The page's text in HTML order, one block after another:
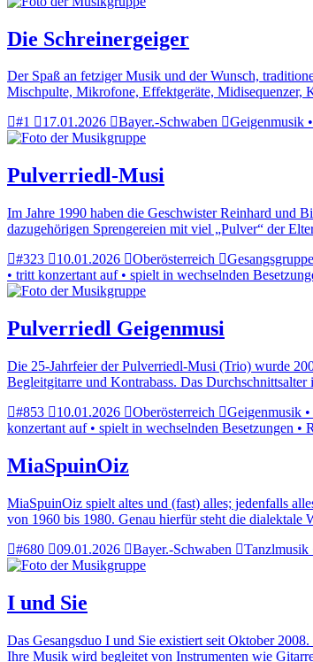
Die Schreinergeiger
Der Spaß an fetziger Musik und der Wunsch,
Mischpulte, Mikrofone, Effektgeräte,
#1
17.01.2026 Bayer.-Schwaben Geigenmusik
Pulverriedl-Musi
Im Jahre 1990 haben die Geschwister Reinhard und
dazugehörigen Sprengereien mit viel „Pulver“ der
#323
10.01.2026 Oberösterreich
• tritt konzertant auf • spielt in wechselnden
Pulverriedl Geigenmusi
Die 25-Jahrfeier der Pulverriedl-Musi (Trio) wurde
Begleitgitarre und Kontrabass. Das
#853
10.01.2026 Oberösterreich
Geigenmusik
konzertant auf • spielt in wechselnden Besetzungen •
MiaSpuinOiz
MiaSpuinOiz spielt altes und (fast) alles; jedenfalls
von 1960 bis 1980. Genau hierfür steht die
#680
09.01.2026 Bayer.-Schwaben Tanzlmusik
I und Sie
Das Gesangsduo I und Sie existiert seit Oktober
Ihre Musik wird begleitet von Instrumenten wie